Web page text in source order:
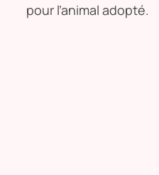
pour l’animal adopté.